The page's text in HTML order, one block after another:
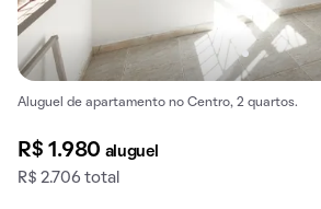
Aluguel de apartamento no Centro, 2 quartos.
R$ 1.980 aluguel
R$ 2.706 total